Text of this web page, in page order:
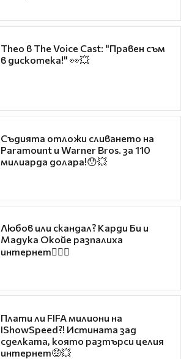
Theo в The Voice Cast: "Правен съм
в дискотека!" 👀💥
Съдията отложи сливането на
Paramount и Warner Bros. за 110
милиарда долара!😯💥
Любов или скандал? Карди Би и
Мадука Окойе разпалиха
интернет❤️‍🔥🔥
Плати ли FIFA милиони на
IShowSpeed?! Истината зад
сделката, която разтърси целия
интернет🤑💥